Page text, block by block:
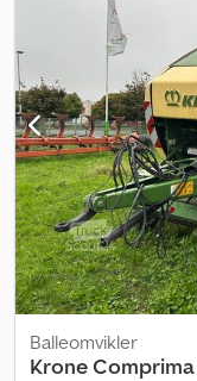
Lagersted: Kunde.
Balleomvikler
KroneComprima